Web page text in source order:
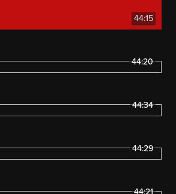
44:15
44:20
44:34
44:29
44:21